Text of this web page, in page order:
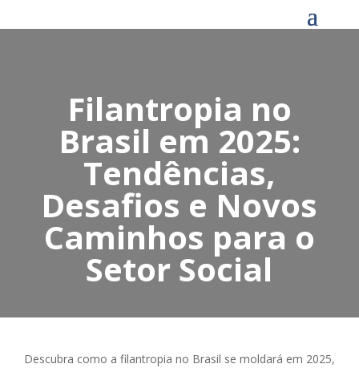
Filantropia no
Brasil em 2025:
Tendências,
Desafios e Novos
Caminhos para o
Setor Social
Descubra como a filantropia no Brasil se moldará em 2025,